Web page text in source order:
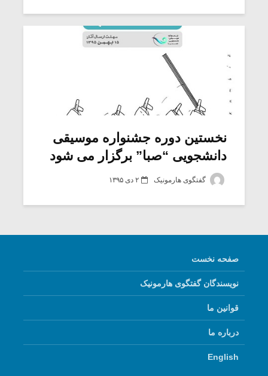
نخستین دوره جشنواره موسیقی
دانشجویی “صبا” برگزار می شود
گفتگوی هارمونیک ۲ دی ۱۳۹۵
صفحه نخست
نویسندگان گفتگوی هارمونیک
قوانین ما
درباره ما
English